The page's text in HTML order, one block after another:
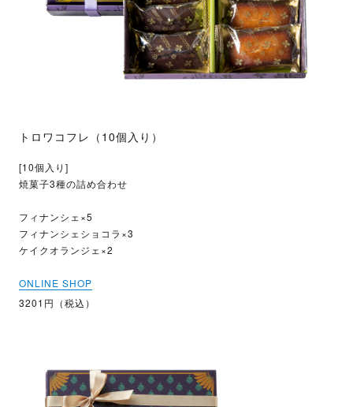
トロワコフレ（10個入り）
[10個入り]
焼菓子3種の詰め合わせ
フィナンシェ×5
フィナンシェショコラ×3
ケイクオランジェ×2
ONLINE SHOP
3201円（税込）